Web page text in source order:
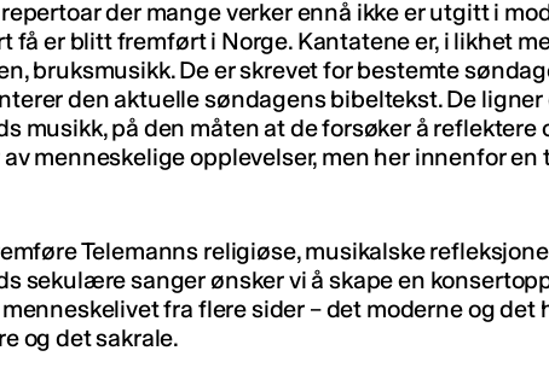
der mange verker ennå ikke er utgitt i
få er blitt fremført i Norge. Kantatene er, i likhet
bruksmusikk. De er skrevet for bestemte
den aktuelle søndagens bibeltekst. De ligner
musikk, på den måten at de forsøker å reflektere
menneskelige opplevelser, men her innenfor
Telemanns religiøse, musikalske
sekulære sanger ønsker vi å skape en
fra flere sider – det moderne og det
og det sakrale.